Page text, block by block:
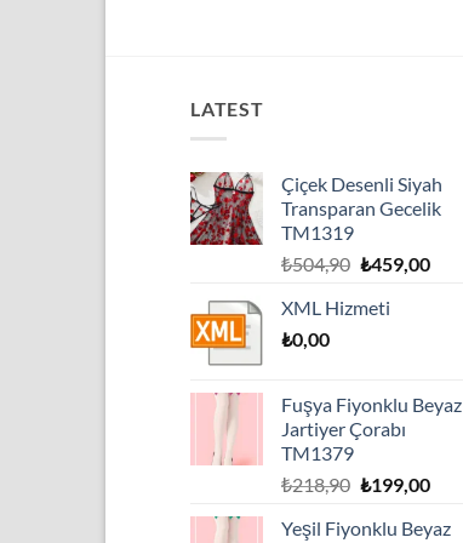
LATEST
Çiçek Desenli Siyah
Transparan Gecelik
TM1319
₺504,90 Orijinal
₺504,90.
₺459,00Şu
XML Hizmeti
₺0,00
Fuşya Fiyonklu Beyaz
Jartiyer Çorabı
TM1379
₺218,90 Orijinal
₺218,90.
₺199,00Şu
fiyat:
Yeşil Fiyonklu Beyaz